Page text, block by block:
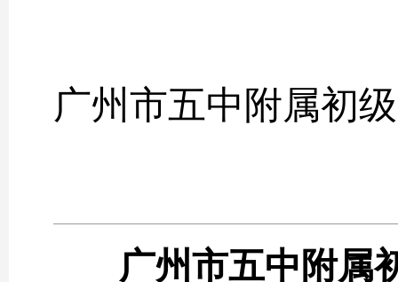
广州市五中附属初
广州市五中附属